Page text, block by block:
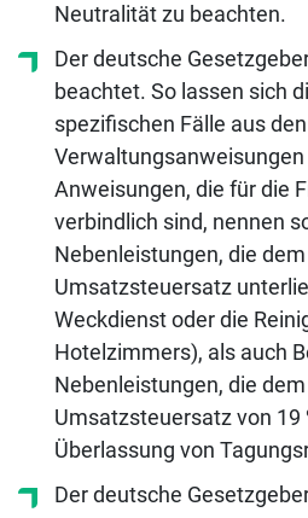
Neutralität zu beachten.
Der deutsche
beachtet. So lassen sich
spezifischen Fälle aus
Anweisungen, die für die
verbindlich sind, nennen
Nebenleistungen, die
Umsatzsteuersatz
Weckdienst oder die
Hotelzimmers), als auch
Nebenleistungen, die
Umsatzsteuersatz von 19
Überlassung von
Der deutsche